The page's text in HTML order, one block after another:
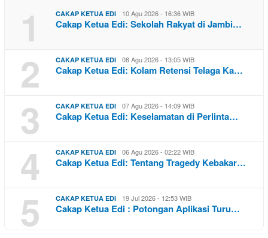
1 CAKAP KETUA EDI 10 Agu 2026 - 16:36 WIB
Cakap Ketua Edi: Sekolah Rakyat di Jambi…
2 CAKAP KETUA EDI 08 Agu 2026 - 13:05 WIB
Cakap Ketua Edi: Kolam Retensi Telaga Ka…
3 CAKAP KETUA EDI 07 Agu 2026 - 14:09 WIB
Cakap Ketua Edi: Keselamatan di Perlinta…
4 CAKAP KETUA EDI 06 Agu 2026 - 02:22 WIB
Cakap Ketua Edi: Tentang Tragedy Kebakar…
5 CAKAP KETUA EDI 19 Jul 2026 - 12:53 WIB
Cakap Ketua Edi : Potongan Aplikasi Turu…